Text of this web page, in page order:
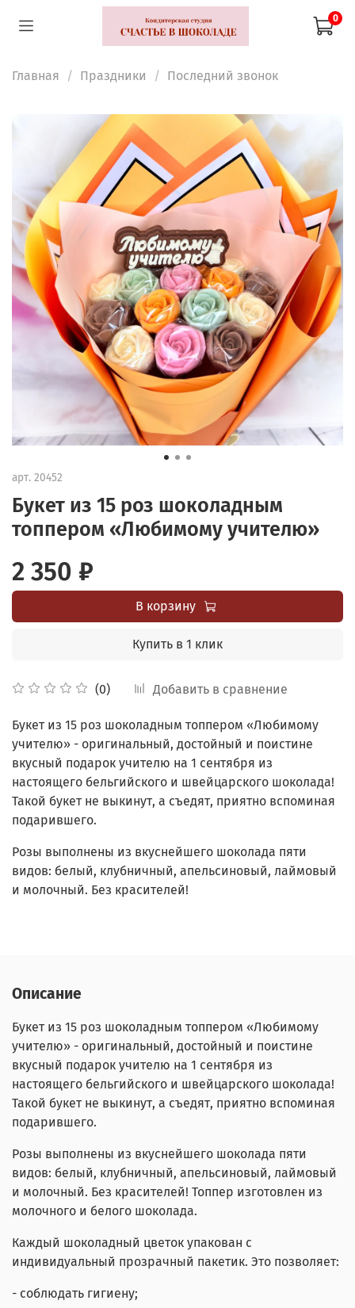
0
Главная Праздники Последний звонок
арт. 20452
Букет из 15 роз шоколадным
топпером «Любимому учителю»
(0) Добавить в сравнение
2 350 ₽
В корзину
Купить в 1 клик
Букет из 15 роз шоколадным топпером «Любимому
учителю» - оригинальный, достойный и поистине
вкусный подарок учителю на 1 сентября из
настоящего бельгийского и швейцарского шоколада!
Такой букет не выкинут, а съедят, приятно вспоминая
подарившего.
Розы выполнены из вкуснейшего шоколада пяти
видов: белый, клубничный, апельсиновый, лаймовый
и молочный. Без красителей!
Описание
Букет из 15 роз шоколадным топпером «Любимому
учителю» - оригинальный, достойный и поистине
вкусный подарок учителю на 1 сентября из
настоящего бельгийского и швейцарского шоколада!
Такой букет не выкинут, а съедят, приятно вспоминая
подарившего.
Розы выполнены из вкуснейшего шоколада пяти
видов: белый, клубничный, апельсиновый, лаймовый
и молочный. Без красителей! Топпер изготовлен из
молочного и белого шоколада.
Каждый шоколадный цветок упакован с
индивидуальный прозрачный пакетик. Это позволяет:
- соблюдать гигиену;